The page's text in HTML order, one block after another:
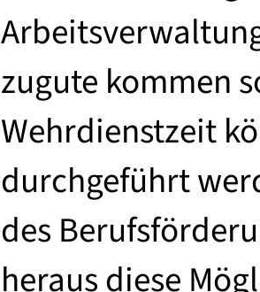
zugute kommen
Wehrdienstzeit
durchgeführt
des
heraus diese